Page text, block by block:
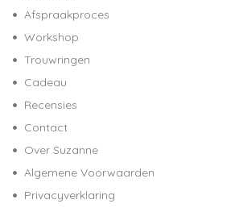
Afspraakproces
Workshop
Trouwringen
Cadeau
Recensies
Contact
Over Suzanne
Algemene Voorwaarden
Privacyverklaring